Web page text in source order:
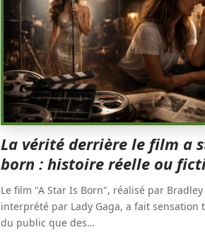
La vérité derrière le film a
born : histoire réelle ou
Le film "A Star Is Born", réalisé par
interprété par Lady Gaga, a fait sensation
du public que des…